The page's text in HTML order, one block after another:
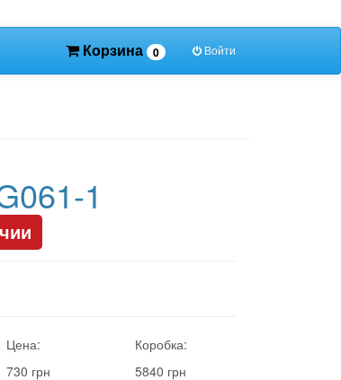
Корзина 0 Войти
1
Цена:
730 грн
Коробка:
5840 грн